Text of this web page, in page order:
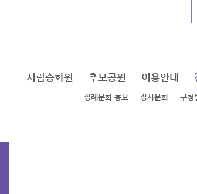
시립승화원 추모공원 이용안내
장례문화 홍보 장사문화 구청